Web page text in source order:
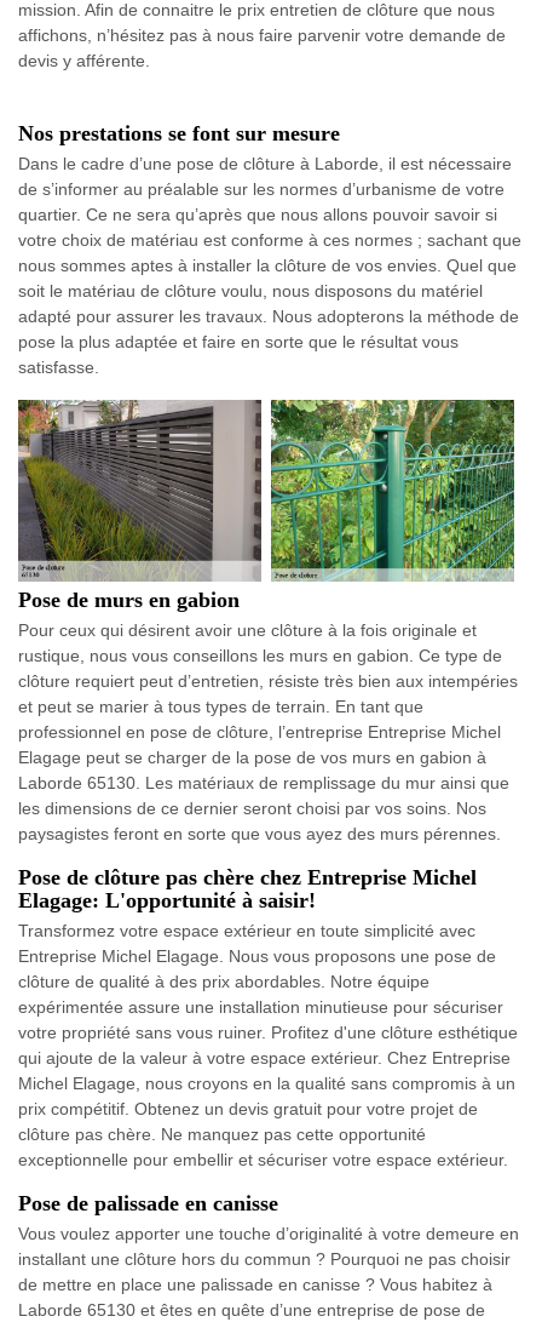
mission. Afin de connaitre le prix entretien de clôture que nous
affichons, n’hésitez pas à nous faire parvenir votre demande de
devis y afférente.
Nos prestations se font sur mesure
Dans le cadre d’une pose de clôture à Laborde, il est nécessaire
de s’informer au préalable sur les normes d’urbanisme de votre
quartier. Ce ne sera qu’après que nous allons pouvoir savoir si
votre choix de matériau est conforme à ces normes ; sachant que
nous sommes aptes à installer la clôture de vos envies. Quel que
soit le matériau de clôture voulu, nous disposons du matériel
adapté pour assurer les travaux. Nous adopterons la méthode de
pose la plus adaptée et faire en sorte que le résultat vous
satisfasse.
Pose de murs en gabion
Pour ceux qui désirent avoir une clôture à la fois originale et
rustique, nous vous conseillons les murs en gabion. Ce type de
clôture requiert peut d’entretien, résiste très bien aux intempéries
et peut se marier à tous types de terrain. En tant que
professionnel en pose de clôture, l’entreprise Entreprise Michel
Elagage peut se charger de la pose de vos murs en gabion à
Laborde 65130. Les matériaux de remplissage du mur ainsi que
les dimensions de ce dernier seront choisi par vos soins. Nos
paysagistes feront en sorte que vous ayez des murs pérennes.
Pose de clôture pas chère chez Entreprise Michel
Elagage: L'opportunité à saisir!
Transformez votre espace extérieur en toute simplicité avec
Entreprise Michel Elagage. Nous vous proposons une pose de
clôture de qualité à des prix abordables. Notre équipe
expérimentée assure une installation minutieuse pour sécuriser
votre propriété sans vous ruiner. Profitez d'une clôture esthétique
qui ajoute de la valeur à votre espace extérieur. Chez Entreprise
Michel Elagage, nous croyons en la qualité sans compromis à un
prix compétitif. Obtenez un devis gratuit pour votre projet de
clôture pas chère. Ne manquez pas cette opportunité
exceptionnelle pour embellir et sécuriser votre espace extérieur.
Pose de palissade en canisse
Vous voulez apporter une touche d’originalité à votre demeure en
installant une clôture hors du commun ? Pourquoi ne pas choisir
de mettre en place une palissade en canisse ? Vous habitez à
Laborde 65130 et êtes en quête d’une entreprise de pose de